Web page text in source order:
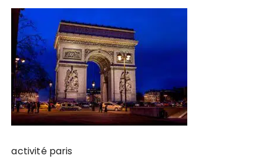
activité paris